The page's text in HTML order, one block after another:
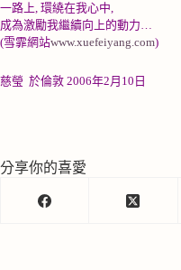
一路上, 環繞在我心中,
成為激勵我繼續向上的動力…
(雪霏網站www.xuefeiyang.com)
慈瑩 於倫敦 2006年2月 10 日
分享你的喜愛